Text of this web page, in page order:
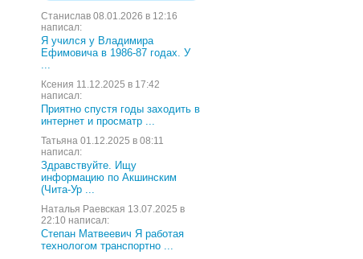
Станислав 08.01.2026 в 12:16
написал:
Я учился у Владимира
Ефимовича в 1986-87 годах. У
...
Ксения 11.12.2025 в 17:42
написал:
Приятно спустя годы заходить в
интернет и просматр ...
Татьяна 01.12.2025 в 08:11
написал:
Здравствуйте. Ищу
информацию по Акшинским
(Чита-Ур ...
Наталья Раевская 13.07.2025 в
22:10 написал:
Степан Матвеевич Я работая
технологом транспортно ...